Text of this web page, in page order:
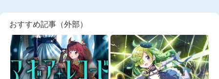
おすすめ記事（外部）